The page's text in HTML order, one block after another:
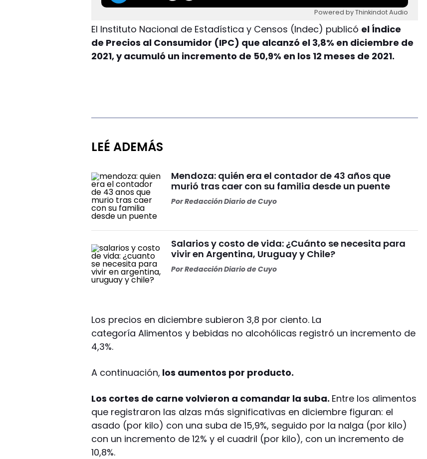
Powered by Thinkindot Audio
El Instituto Nacional de Estadística y Censos (Indec) publicó el Índice
de Precios al Consumidor (IPC) que alcanzó el 3,8% en diciembre de
2021, y acumuló un incremento de 50,9% en los 12 meses de 2021.
LEÉ ADEMÁS
Mendoza: quién era el contador de 43 años que
murió tras caer con su familia desde un puente
PorRedacción Diario de Cuyo
Salarios y costo de vida: ¿Cuánto se necesita para
vivir en Argentina, Uruguay y Chile?
PorRedacción Diario de Cuyo
Los precios en diciembre subieron 3,8 por ciento. La
categoría Alimentos y bebidas no alcohólicas registró un incremento de
4,3%.
A continuación, los aumentos por producto.
Los cortes de carne volvieron a comandar la suba. Entre los alimentos
que registraron las alzas más significativas en diciembre figuran: el
asado (por kilo) con una suba de 15,9%, seguido por la nalga (por kilo)
con un incremento de 12% y el cuadril (por kilo), con un incremento de
10,8%.